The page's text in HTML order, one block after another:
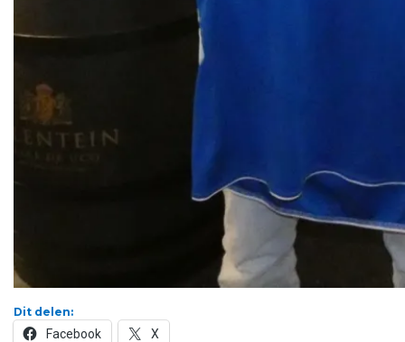
Dit delen:
Facebook X